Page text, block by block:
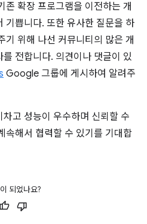
존 확장 프로그램을 이전하는 개
기쁩니다. 또한 유사한 질문을 하
기 위해 나선 커뮤니티의 많은 개
전합니다. 의견이나 댓글이 있
Google 그룹에 게시하여 알려주
고 성능이 우수하며 신뢰할 수
속해서 협력할 수 있기를 기대합
되었나요?